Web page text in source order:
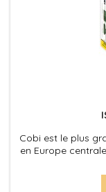
Cobi est le plus
en Europe